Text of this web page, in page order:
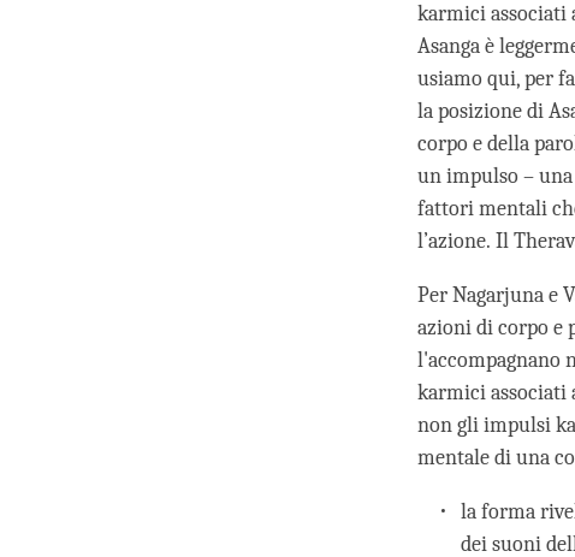
karmici associati
Asanga è
usiamo qui, per
la posizione di
corpo e della
un impulso – una
fattori mentali
l’azione. Il
Per Nagarjuna e
azioni di corpo e
l'accompagnano
karmici associati
non gli impulsi
mentale di una
la forma
dei suoni